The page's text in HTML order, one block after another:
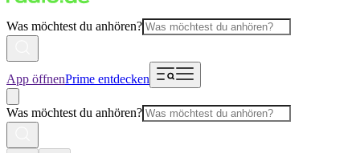
Was möchtest du anhören?
App öffnenPrime entdecken
Was möchtest du anhören?